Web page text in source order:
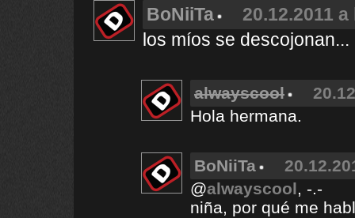
BoNiiTa
20.12.2011
los míos se
alwayscool
Hola hermana.
BoNiiTa
@alwayscool, -.-
niña, por qué me